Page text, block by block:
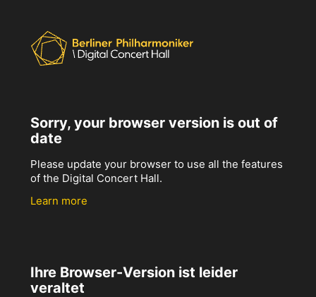
Sorry, your browser version is out of
date
Please update your browser to use all the features
of the Digital Concert Hall.
Learn more
Ihre Browser-Version ist leider
veraltet